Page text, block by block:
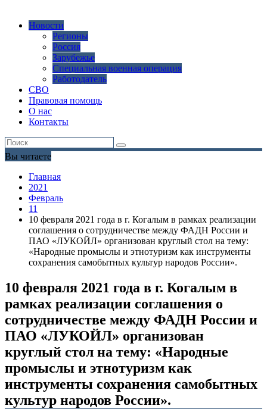
Новости
Регионы
Россия
Зарубежье
Специальная военная операция
Работодатель
СВО
Правовая помощь
О нас
Контакты
Вы читаете
Главная
2021
Февраль
11
10 февраля 2021 года в г. Когалым в рамках реализации
соглашения о сотрудничестве между ФАДН России и
ПАО «ЛУКОЙЛ» организован круглый стол на тему:
«Народные промыслы и этнотуризм как инструменты
сохранения самобытных культур народов России».
10 февраля 2021 года в г. Когалым в
рамках реализации соглашения о
сотрудничестве между ФАДН России и
ПАО «ЛУКОЙЛ» организован
круглый стол на тему: «Народные
промыслы и этнотуризм как
инструменты сохранения самобытных
культур народов России».